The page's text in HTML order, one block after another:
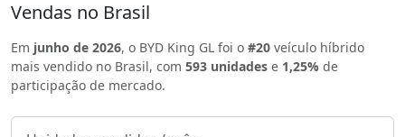
Vendas no Brasil
Em junho de 2026, o BYD King GL foi o #20 veículo híbrido
mais vendido no Brasil, com 593 unidades e 1,25% de
participação de mercado.